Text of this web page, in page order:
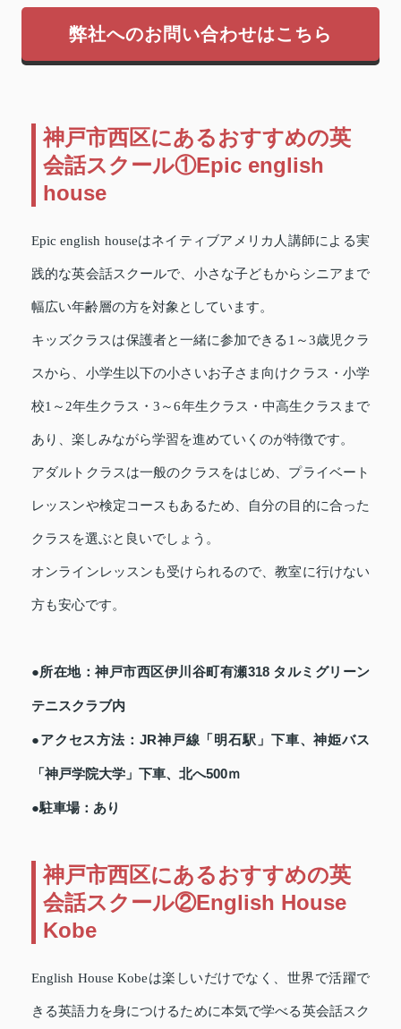
弊社へのお問い合わせはこちら
神戸市西区にあるおすすめの英
会話スクール①Epic english
house
Epic english houseはネイティブアメリカ人講師による実
践的な英会話スクールで、小さな子どもからシニアまで
幅広い年齢層の方を対象としています。
キッズクラスは保護者と一緒に参加できる1～3歳児クラ
スから、小学生以下の小さいお子さま向けクラス・小学
校1～2年生クラス・3～6年生クラス・中高生クラスまで
あり、楽しみながら学習を進めていくのが特徴です。
アダルトクラスは一般のクラスをはじめ、プライベート
レッスンや検定コースもあるため、自分の目的に合った
クラスを選ぶと良いでしょう。
オンラインレッスンも受けられるので、教室に行けない
方も安心です。
●所在地：神戸市西区伊川谷町有瀬318 タルミグリーン
テニスクラブ内
●アクセス方法：JR神戸線「明石駅」下車、神姫バス
「神戸学院大学」下車、北へ500ｍ
●駐車場：あり
神戸市西区にあるおすすめの英
会話スクール②English House
Kobe
English House Kobeは楽しいだけでなく、世界で活躍で
きる英語力を身につけるために本気で学べる英会話スク